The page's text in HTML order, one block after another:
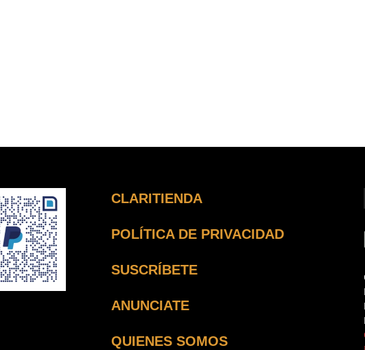
CLARITIENDA
POLÍTICA DE PRIVACIDAD
SUSCRÍBETE
ANUNCIATE
QUIENES SOMOS